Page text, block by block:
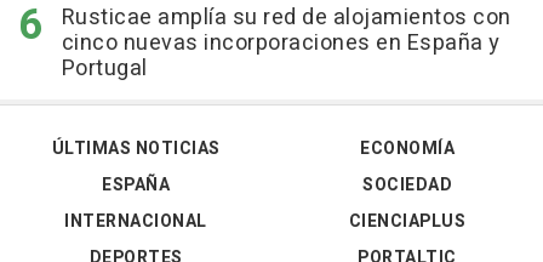
Rusticae amplía su red de alojamientos con
cinco nuevas incorporaciones en España y
Portugal
ÚLTIMAS NOTICIAS
ESPAÑA
INTERNACIONAL
ECONOMÍA
SOCIEDAD
CIENCIAPLUS